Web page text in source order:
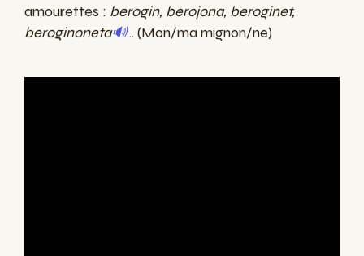
amourettes : berogin, berojona, beroginet,
beroginoneta🔊... (Mon/ma mignon/ne)